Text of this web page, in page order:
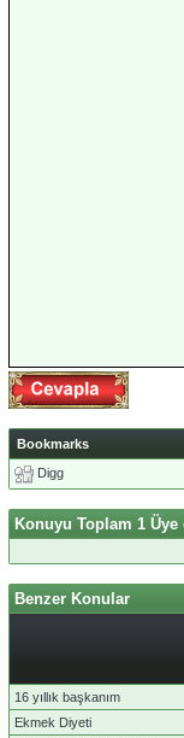
Bookmarks
Digg
Konuyu Toplam 1 Üye
Benzer Konular
16 yıllık başkanım
Ekmek Diyeti